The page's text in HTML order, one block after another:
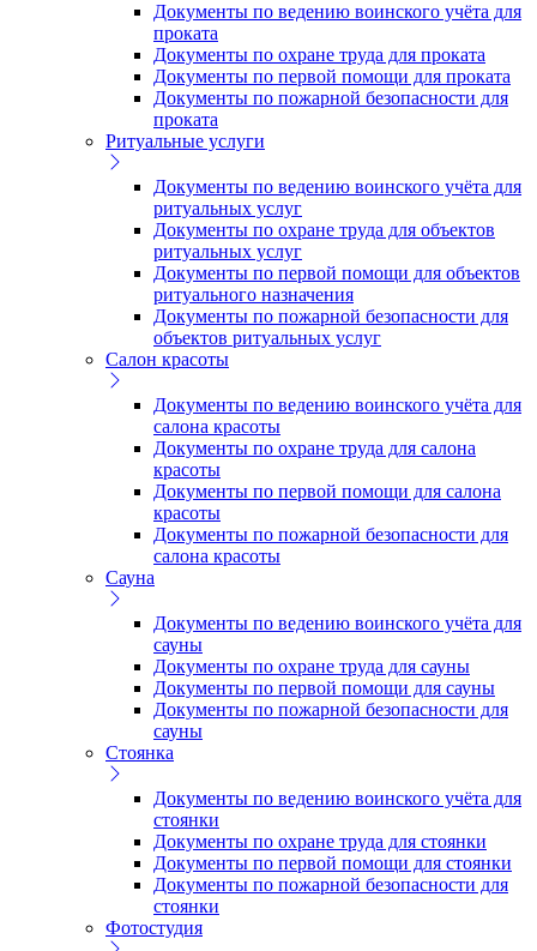
Документы по ведению воинского учёта для
проката
Документы по охране труда для проката
Документы по первой помощи для проката
Документы по пожарной безопасности для
проката
Ритуальные услуги
Документы по ведению воинского учёта для
ритуальных услуг
Документы по охране труда для объектов
ритуальных услуг
Документы по первой помощи для объектов
ритуального назначения
Документы по пожарной безопасности для
объектов ритуальных услуг
Салон красоты
Документы по ведению воинского учёта для
салона красоты
Документы по охране труда для салона
красоты
Документы по первой помощи для салона
красоты
Документы по пожарной безопасности для
салона красоты
Сауна
Документы по ведению воинского учёта для
сауны
Документы по охране труда для сауны
Документы по первой помощи для сауны
Документы по пожарной безопасности для
сауны
Стоянка
Документы по ведению воинского учёта для
стоянки
Документы по охране труда для стоянки
Документы по первой помощи для стоянки
Документы по пожарной безопасности для
стоянки
Фотостудия